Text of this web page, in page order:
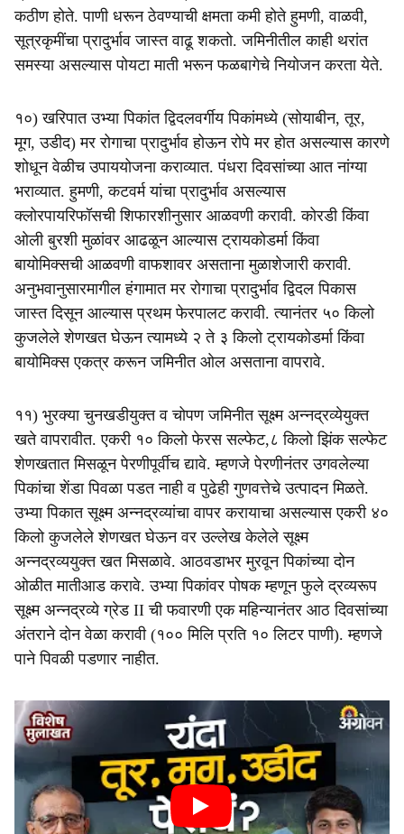
कठीण होते. पाणी धरून ठेवण्याची क्षमता कमी होते हुमणी, वाळवी,
सूत्रकृमींचा प्रादुर्भाव जास्त वाढू शकतो. जमिनीतील काही थरांत
समस्या असल्यास पोयटा माती भरून फळबागेचे नियोजन करता येते.
१०) खरिपात उभ्या पिकांत द्विदलवर्गीय पिकांमध्ये (सोयाबीन, तूर,
मूग, उडीद) मर रोगाचा प्रादुर्भाव होऊन रोपे मर होत असल्यास कारणे
शोधून वेळीच उपाययोजना कराव्यात. पंधरा दिवसांच्या आत नांग्या
भराव्यात. हुमणी, कटवर्म यांचा प्रादुर्भाव असल्यास
क्लोरपायरिफॉसची शिफारशीनुसार आळवणी करावी. कोरडी किंवा
ओली बुरशी मुळांवर आढळून आल्यास ट्रायकोडर्मा किंवा
बायोमिक्सची आळवणी वाफशावर असताना मुळाशेजारी करावी.
अनुभवानुसारमागील हंगामात मर रोगाचा प्रादुर्भाव द्विदल पिकास
जास्त दिसून आल्यास प्रथम फेरपालट करावी. त्यानंतर ५० किलो
कुजलेले शेणखत घेऊन त्यामध्ये २ ते ३ किलो ट्रायकोडर्मा किंवा
बायोमिक्स एकत्र करून जमिनीत ओल असताना वापरावे.
११) भुरक्या चुनखडीयुक्त व चोपण जमिनीत सूक्ष्म अन्नद्रव्येयुक्त
खते वापरावीत. एकरी १० किलो फेरस सल्फेट,८ किलो झिंक सल्फेट
शेणखतात मिसळून पेरणीपूर्वीच द्यावे. म्हणजे पेरणीनंतर उगवलेल्या
पिकांचा शेंडा पिवळा पडत नाही व पुढेही गुणवत्तेचे उत्पादन मिळते.
उभ्या पिकात सूक्ष्म अन्नद्रव्यांचा वापर करायाचा असल्यास एकरी ४०
किलो कुजलेले शेणखत घेऊन वर उल्लेख केलेले सूक्ष्म
अन्नद्रव्ययुक्त खत मिसळावे. आठवडाभर मुरवून पिकांच्या दोन
ओळीत मातीआड करावे. उभ्या पिकांवर पोषक म्हणून फुले द्रव्यरूप
सूक्ष्म अन्नद्रव्ये ग्रेड II ची फवारणी एक महिन्यानंतर आठ दिवसांच्या
अंतराने दोन वेळा करावी (१०० मिलि प्रति १० लिटर पाणी). म्हणजे
पाने पिवळी पडणार नाहीत.